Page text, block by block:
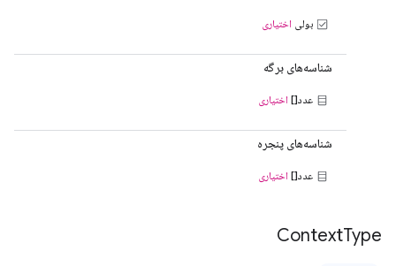
بولی اختیاری
شناسه‌های برگه
عدد[] اختیاری
شناسه‌های پنجره
عدد[] اختیاری
ContextType